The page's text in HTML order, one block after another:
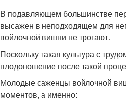
В подавляющем большинстве
высажен в неподходящем для
войлочной вишни не трогают.
Поскольку такая культура с
плодоношение после такой
Молодые саженцы войлочной
моментов, а именно: